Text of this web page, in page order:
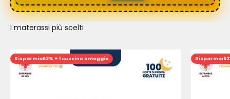
I materassi più scelti
Risparmia62% + 1 cuscino omaggio Risparmia